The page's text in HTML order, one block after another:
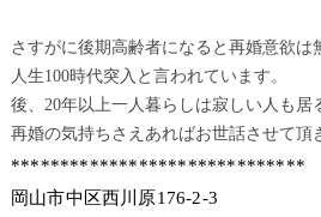
さすがに後期高齢者になると再婚意欲は
人生100時代突入と言われています。
後、20年以上一人暮らしは寂しい人も居
再婚の気持ちさえあればお世話させて頂
******************************
岡山市中区西川原176-2-3